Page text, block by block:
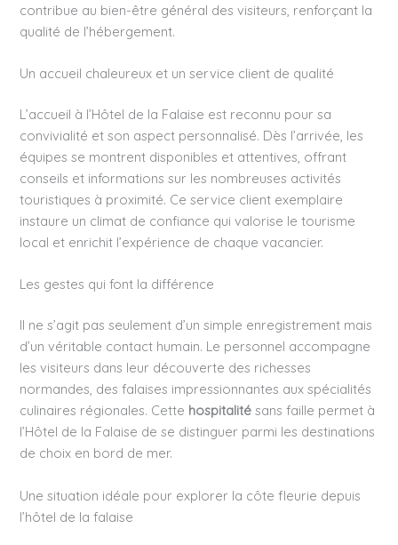
contribue au bien-être général des visiteurs, renforçant la
qualité de l’hébergement.
Un accueil chaleureux et un service client de qualité
L’accueil à l’Hôtel de la Falaise est reconnu pour sa
convivialité et son aspect personnalisé. Dès l’arrivée, les
équipes se montrent disponibles et attentives, offrant
conseils et informations sur les nombreuses activités
touristiques à proximité. Ce service client exemplaire
instaure un climat de confiance qui valorise le tourisme
local et enrichit l’expérience de chaque vacancier.
Les gestes qui font la différence
Il ne s’agit pas seulement d’un simple enregistrement mais
d’un véritable contact humain. Le personnel accompagne
les visiteurs dans leur découverte des richesses
normandes, des falaises impressionnantes aux spécialités
culinaires régionales. Cette hospitalité sans faille permet à
l’Hôtel de la Falaise de se distinguer parmi les destinations
de choix en bord de mer.
Une situation idéale pour explorer la côte fleurie depuis
l’hôtel de la falaise